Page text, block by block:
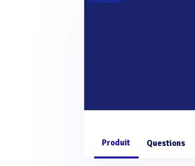
Produit Questions